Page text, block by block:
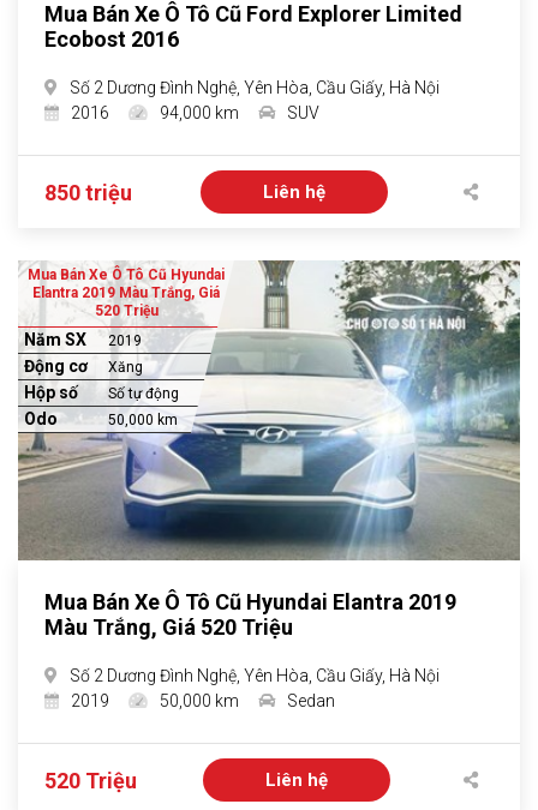
Mua Bán Xe Ô Tô Cũ Ford Explorer Limited
Ecobost 2016
Số 2 Dương Đình Nghệ, Yên Hòa, Cầu Giấy, Hà Nội
2016
94,000 km SUV
850 triệu Liên hệ
Mua Bán Xe Ô Tô Cũ Hyundai
Elantra 2019 Màu Trắng, Giá
520 Triệu
Năm SX 2019
Động cơ Xăng
Hộp số Số tự động
Odo 50,000 km
Mua Bán Xe Ô Tô Cũ Hyundai Elantra 2019
Màu Trắng, Giá 520 Triệu
Số 2 Dương Đình Nghệ, Yên Hòa, Cầu Giấy, Hà Nội
2019
50,000 km Sedan
520 Triệu Liên hệ